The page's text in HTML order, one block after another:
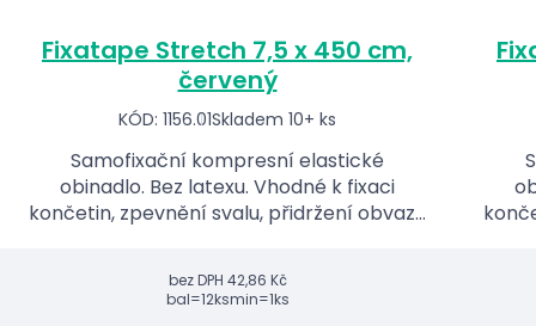
Fixatape Stretch 7,5 x 450 cm,
červený
KÓD: 1156.01Skladem 10+ ks
Samofixační kompresní elastické
obinadlo. Bez latexu. Vhodné k fixaci
končetin, zpevnění svalu, přidržení obvazu
bez DPH 42,86 Kč
bal=12ksmin=1ks